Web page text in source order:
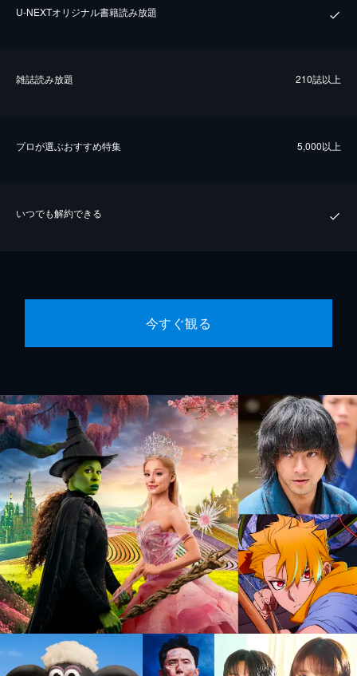
U-NEXTオリジナル書籍読み放題
雑誌読み放題 210誌以上
プロが選ぶおすすめ特集 5,000以上
いつでも解約できる
今すぐ観る